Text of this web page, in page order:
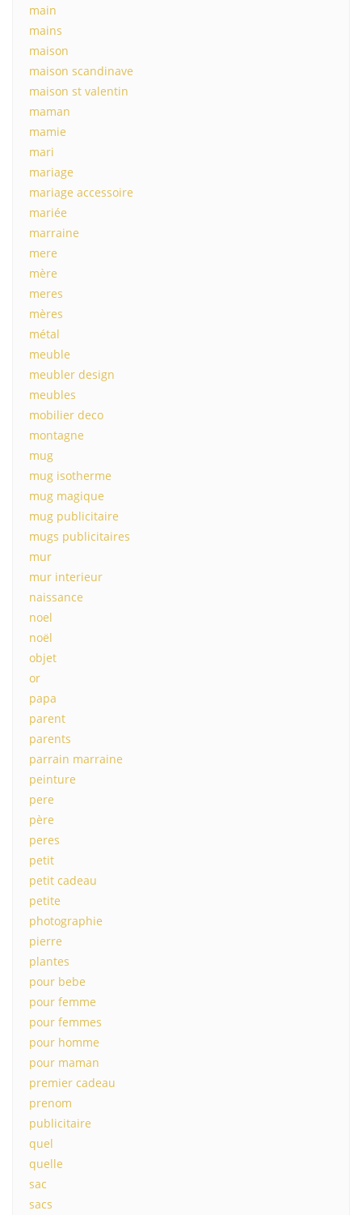
main
mains
maison
maison scandinave
maison st valentin
maman
mamie
mari
mariage
mariage accessoire
mariée
marraine
mere
mère
meres
mères
métal
meuble
meubler design
meubles
mobilier deco
montagne
mug
mug isotherme
mug magique
mug publicitaire
mugs publicitaires
mur
mur interieur
naissance
noel
noël
objet
or
papa
parent
parents
parrain marraine
peinture
pere
père
peres
petit
petit cadeau
petite
photographie
pierre
plantes
pour bebe
pour femme
pour femmes
pour homme
pour maman
premier cadeau
prenom
publicitaire
quel
quelle
sac
sacs